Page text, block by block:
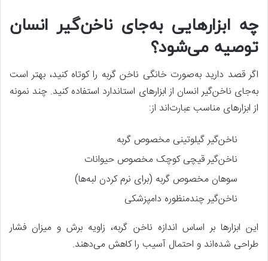
چه ابزارهایی به‌جای ناخن‌گیر انسان
توصیه می‌شود؟
اگر قصد دارید به‌صورت خانگی ناخن گربه را کوتاه کنید، بهتر است
به‌جای ناخن‌گیر انسان از ابزارهای استاندارد استفاده کنید. چند نمونه
از ابزارهای مناسب عبارت‌اند از:
ناخن‌گیر گیلوتینی مخصوص گربه
ناخن‌گیر قیچی کوچک مخصوص حیوانات
سوهان مخصوص گربه (برای نرم کردن لبه‌ها)
ناخن‌گیر چندمنظوره دامپزشکی
این ابزارها بر اساس اندازه ناخن گربه، زاویه برش و میزان فشار
طراحی شده‌اند و احتمال آسیب را کاهش می‌دهند.